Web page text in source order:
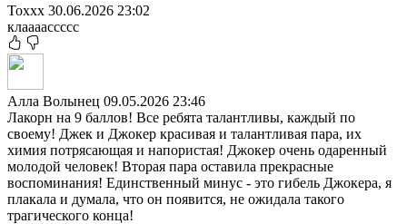
Toxxx 30.06.2026 23:02
клаааассссс
Алла Волынец 09.05.2026 23:46
Лакорн на 9 баллов! Все ребята талантливы, каждый по
своему! Джек и Джокер красивая и талантливая пара, их
химия потрясающая и напористая! Джокер очень одаренный
молодой человек! Вторая пара оставила прекрасные
воспоминания! Единственный минус - это гибель Джокера, я
плакала и думала, что он появится, не ожидала такого
трагического конца!